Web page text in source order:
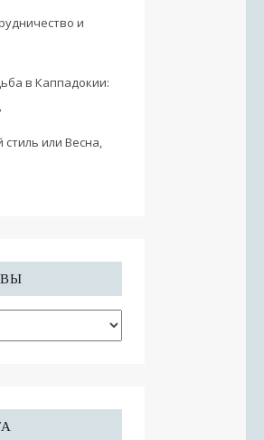
и
в Каппадокии:
стиль или Весна,